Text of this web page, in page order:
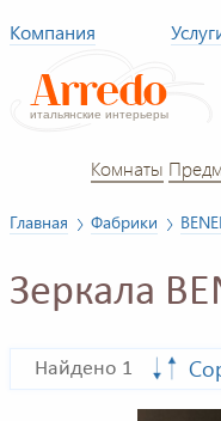
Компания
Комнаты
Главная Фабрики
Зеркала
Найдено 1